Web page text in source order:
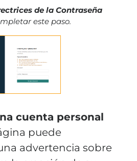
de la Contraseña
este paso.
cuenta personal
puede
advertencia sobre